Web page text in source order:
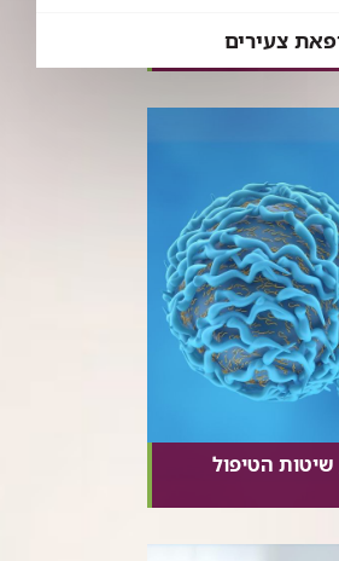
צעירים
וטיפולים
שיטות הטיפול